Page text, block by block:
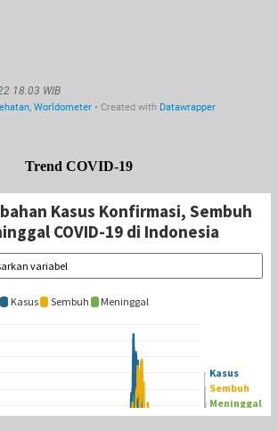
Trend COVID-19